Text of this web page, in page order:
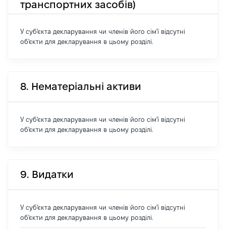
транспортних засобів)
У суб'єкта декларування чи членів його сім'ї відсутні
об'єкти для декларування в цьому розділі.
8. Нематеріальні активи
У суб'єкта декларування чи членів його сім'ї відсутні
об'єкти для декларування в цьому розділі.
9. Видатки
У суб'єкта декларування чи членів його сім'ї відсутні
об'єкти для декларування в цьому розділі.